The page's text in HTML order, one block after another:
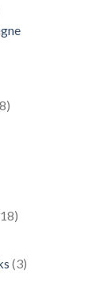
18
1818
33